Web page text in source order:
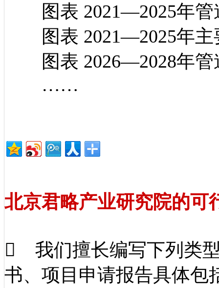
图表 2021—2025年管
图表 2021—2025年主
图表 2026—2028年管
……
北京君略产业研究院的可
 我们擅长编写下列类
书、项目申请报告具体包